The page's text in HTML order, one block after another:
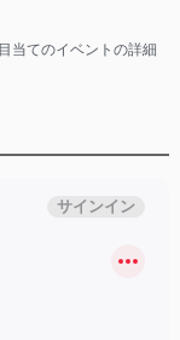
当てのイベントの詳細